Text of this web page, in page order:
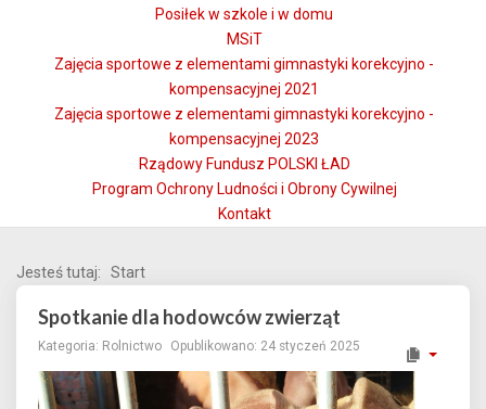
Posiłek w szkole i w domu
MSiT
Zajęcia sportowe z elementami gimnastyki korekcyjno -
kompensacyjnej 2021
Zajęcia sportowe z elementami gimnastyki korekcyjno -
kompensacyjnej 2023
Rządowy Fundusz POLSKI ŁAD
Program Ochrony Ludności i Obrony Cywilnej
Kontakt
Jesteś tutaj: Start
Spotkanie dla hodowców zwierząt
Kategoria: Rolnictwo Opublikowano: 24 styczeń 2025